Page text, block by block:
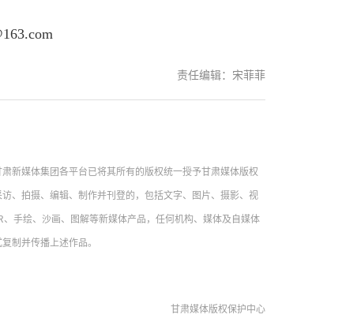
责任编辑：宋菲菲
新媒体集团各平台已将其所有的版权统一授予甘肃媒体版权
、拍摄、编辑、制作并刊登的，包括文字、图片、摄影、视
手绘、沙画、图解等新媒体产品，任何机构、媒体及自媒体
制并传播上述作品。
甘肃媒体版权保护中心